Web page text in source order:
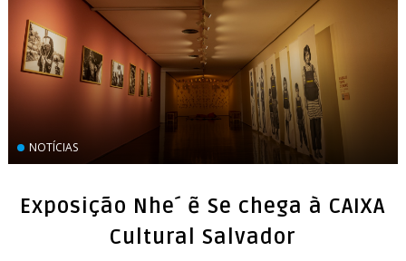
NOTÍCIAS
Exposição Nhe´ ẽ Se chega à CAIXA
Cultural Salvador